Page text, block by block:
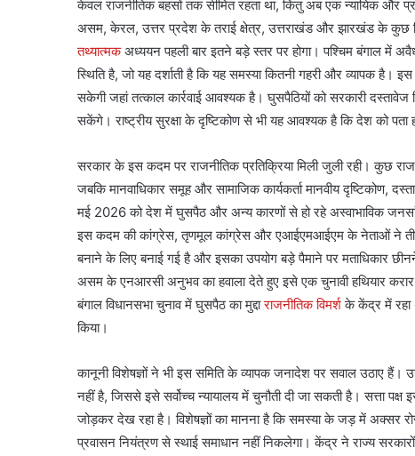
केवल राजनीतिक बहसों तक सीमित रहता था, किंतु अब एक न्यायिक और
असम, केरल, उत्तर प्रदेश के तराई क्षेत्र, उत्तराखंड और झारखंड के कुछ
तथ्यात्मकअध्ययन पहली बार इतने बड़े स्तर पर होगा। पश्चिम बंगाल में अवैध
स्थिति है, जो यह दर्शाती है कि यह समस्या कितनी गहरी और व्यापक है।
सकेगी जहां तत्काल कार्रवाई आवश्यक है। घुसपैठियों को सरकारी
सकेंगे। राष्ट्रीय सुरक्षा के दृष्टिकोण से भी यह आवश्यक है कि देश को
सरकार के इस कदम पर राजनीतिक प्रतिक्रिया मिली जुली रही। कुछ
जबकि मानवाधिकार समूह और सामाजिक कार्यकर्ता मानवीय
मई 2026 को देश में घुसपैठ और अन्य कारणों से हो रहे अस्वाभाविक
इस कदम की कांग्रेस, तृणमूल कांग्रेस और एआईएमआईएम के नेताओं ने
बनाने के लिए बनाई गई है और इसका उपयोग बड़े पैमाने पर मताधिकार
असम के एनआरसी अनुभव का हवाला देते हुए इसे एक चुनावी हथियार
बंगाल विधानसभा चुनाव में घुसपैठ का मुद्दाराजनीतिक विमर्शके केंद्र में रहा
किया।
कानूनी विशेषज्ञों ने भी इस समिति के व्यापक जनादेश पर सवाल उठाए हैं।
नहीं है, जिससे इसे सर्वोच्च न्यायालय में चुनौती दी जा सकती है। सत्ता पक्ष
जोड़कर देख रहा है। विशेषज्ञों का मानना है कि समस्या के जड़ में अक्सर
प्रवासन नियंत्रण से स्थाई समाधान नहीं निकलेगा। केंद्र ने राज्य